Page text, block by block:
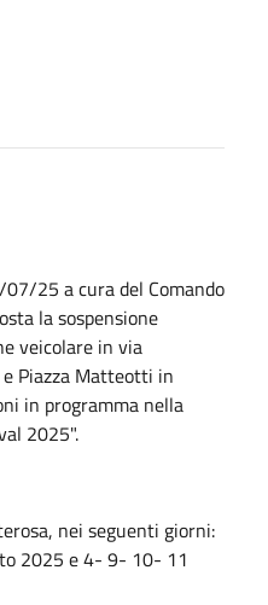
25 a cura del Comando
la sospensione
veicolare in via
Piazza Matteotti in
in programma nella
2025".
nei seguenti giorni:
2025 e 4- 9- 10- 11